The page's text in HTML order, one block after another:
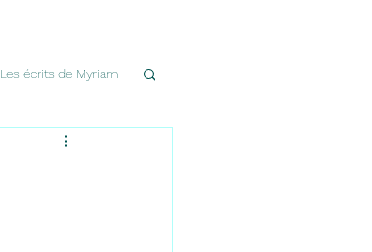
Les écrits de Myriam